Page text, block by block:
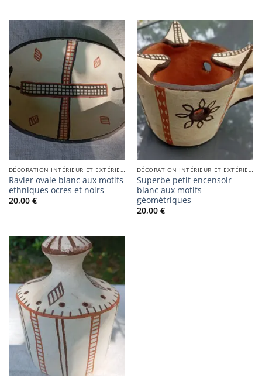
DÉCORATION INTÉRIEUR ET EXTÉRIEUR
Ravier ovale blanc aux motifs
ethniques ocres et noirs
20,00 €
DÉCORATION INTÉRIEUR ET EXTÉRIEUR
Superbe petit encensoir
blanc aux motifs
géométriques
20,00 €